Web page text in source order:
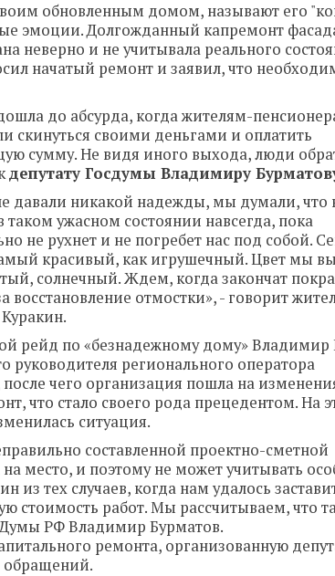
обновленным домом, называют его
эмоции. Долгожданный капремонт
неверно и не учитывала реального
начатый ремонт и заявил, что
до абсурда, когда жителям-
скинуться своими деньгами и оплатить
сумму. Не видя иного выхода, люди
депутату Госдумы Владимиру
давали никакой надежды, мы думали,
таком ужасном состоянии навсегда, пока
не рухнет и не погребет нас под собой.
красивый, как игрушечный. Цвет мы
солнечный. Ждем, когда закончат
восстановление отмостки», - говорит
рейд по «безнадежному дому» Владимир
регионального оператора
чего организация пошла на
что стало своего рода прецедентом. На
ситуация.
составленной проектно-сметной
место, и поэтому не может учитывать
тех случаев, когда нам удалось
стоимость работ. Мы рассчитываем, что
Думы РФ Владимир Бурматов.
ремонта, организованную
обращений.